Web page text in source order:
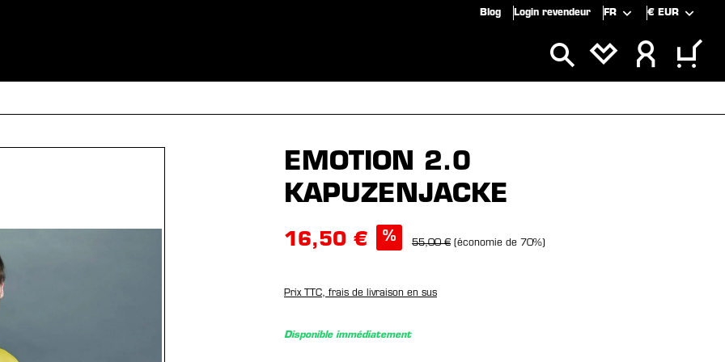
Blog Login revendeur FR € EUR
EMOTION 2.0
KAPUZENJACKE
16,50 € % 55,00 € (économie de 70%)
Prix TTC, frais de livraison en sus
Disponible immédiatement